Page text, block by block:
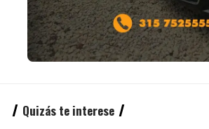
Quizás te interese